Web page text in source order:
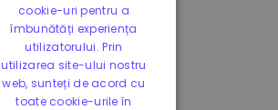
cookie-uri pentru a
îmbunătăți experiența
utilizatorului. Prin
utilizarea site-ului nostru
web, sunteți de acord cu
toate cookie-urile în